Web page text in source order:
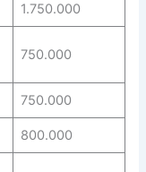
1.750.000
750.000
750.000
800.000